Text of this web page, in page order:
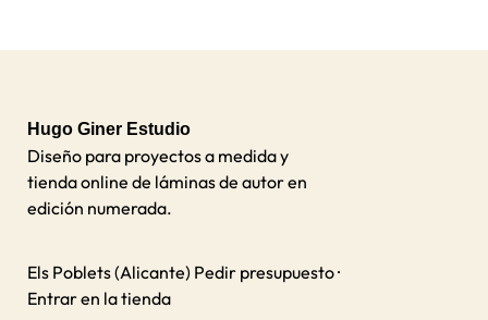
Hugo Giner Estudio
Diseño para proyectos a medida y
tienda online de láminas de autor en
edición numerada.
Els Poblets (Alicante) Pedir presupuesto ·
Entrar en la tienda